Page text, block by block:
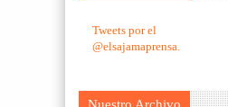
Tweets por el
@elsajamaprensa.
Nuestro Archivo